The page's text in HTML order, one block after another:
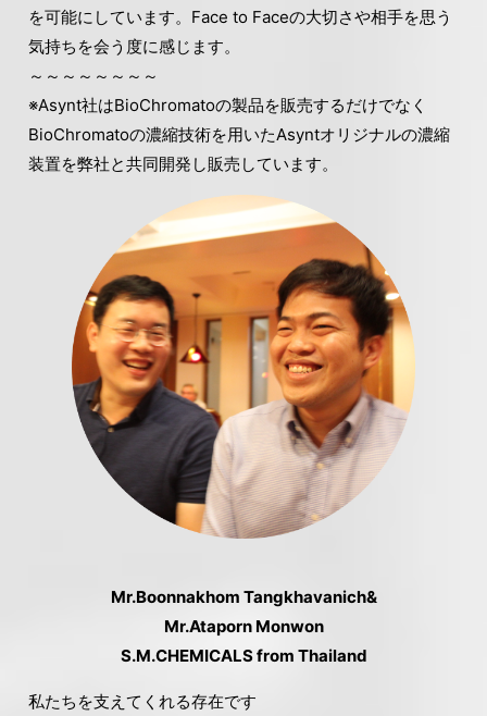
を可能にしています。Face to Faceの大切さや相手を思う
気持ちを会う度に感じます。
～～～～～～～～
※Asynt社はBioChromatoの製品を販売するだけでなく
BioChromatoの濃縮技術を用いたAsyntオリジナルの濃縮
装置を弊社と共同開発し販売しています。
Mr.Boonnakhom Tangkhavanich&
Mr.Ataporn Monwon
S.M.CHEMICALS from Thailand
私たちを支えてくれる存在です